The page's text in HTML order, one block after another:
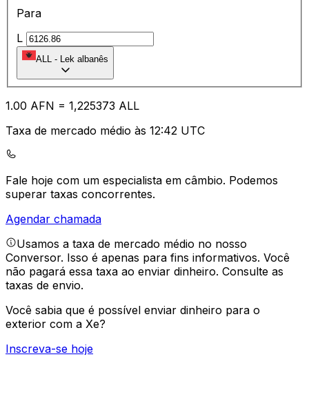
Para
L
ALL - Lek albanês
1.00 AFN = 1,225373 ALL
Taxa de mercado médio às 12:42 UTC
Fale hoje com um especialista em câmbio. Podemos
superar taxas concorrentes.
Agendar chamada
Usamos a taxa de mercado médio no nosso
Conversor. Isso é apenas para fins informativos. Você
não pagará essa taxa ao enviar dinheiro. Consulte as
taxas de envio.
Você sabia que é possível enviar dinheiro para o
exterior com a Xe?
Inscreva-se hoje